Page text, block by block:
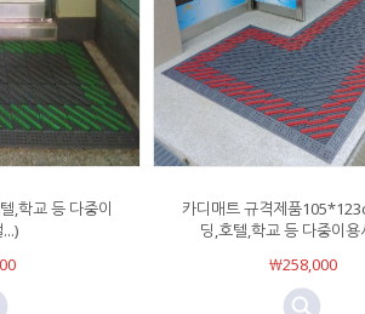
,학교 등 다중이
카디매트 규격제품
딩,호텔,학교 등 다중이용
￦258,000